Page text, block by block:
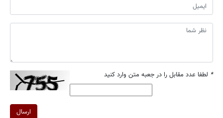
* لطفا عدد مقابل را در جعبه متن وارد کنید
ارسال